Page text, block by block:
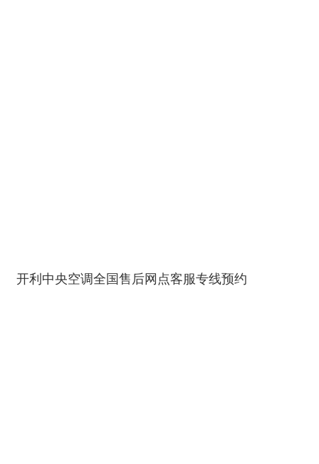
开利中央空调全国售后网点客服专线预约